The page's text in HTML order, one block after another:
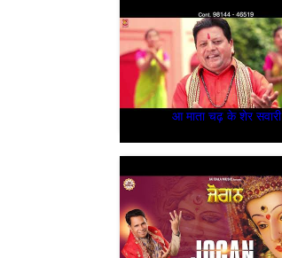
आ माता चढ़ के शेर सवारी